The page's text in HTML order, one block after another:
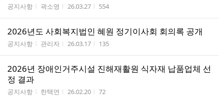
게시판명
공지사항 작성자
곽소영 작성시간
26.03.27 조회수
554
2026년도 사회복지법인 혜원 정기이사회 회의록 공개
게시판명
공지사항 작성자
관리자 작성시간
26.03.17 조회수
135
2026년 장애인거주시설 진해재활원 식자재 납품업체 선
정 결과
게시판명
공지사항 작성자
한택연 작성시간
26.02.20 조회수
72